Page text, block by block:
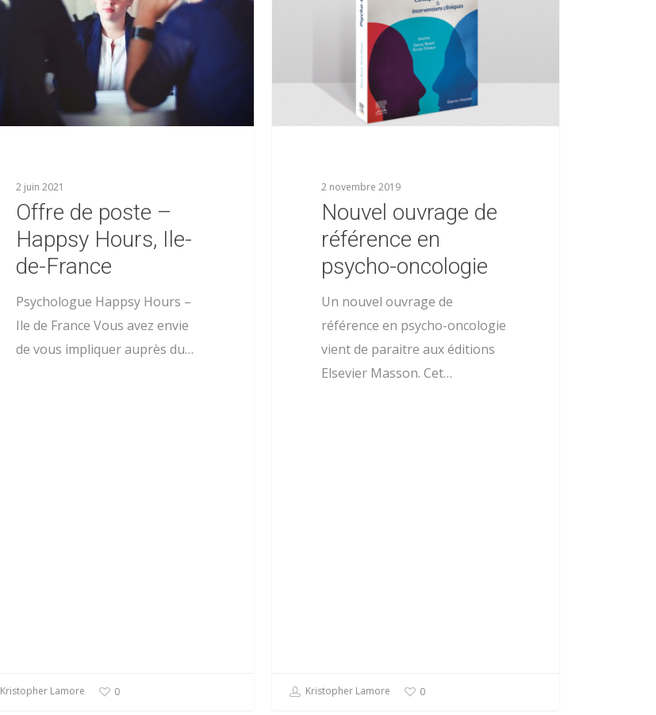
2 juin 2021
Offre de poste –
Happsy Hours, Ile-
de-France
Psychologue Happsy Hours –
Ile de France Vous avez envie
de vous impliquer auprès du…
Kristopher Lamore 0
2 novembre 2019
Nouvel ouvrage de
référence en
psycho-oncologie
Un nouvel ouvrage de
référence en psycho-oncologie
vient de paraitre aux éditions
Elsevier Masson. Cet…
Kristopher Lamore 0